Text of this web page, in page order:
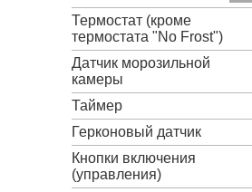
Термостат (кроме
термостата "No Frost")
Датчик морозильной
камеры
Таймер
Герконовый датчик
Кнопки включения
(управления)